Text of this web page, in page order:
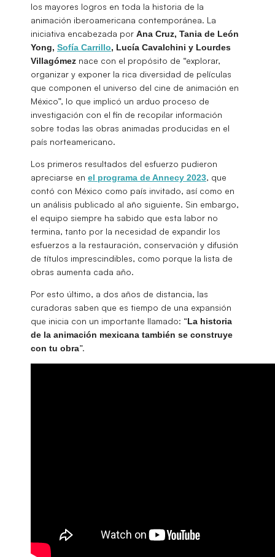
los mayores logros en toda la historia de la
animación iberoamericana contemporánea. La
iniciativa encabezada por Ana Cruz, Tania de León
Yong, Sofía Carrillo, Lucía Cavalchini y Lourdes
Villagómez nace con el propósito de “explorar,
organizar y exponer la rica diversidad de películas
que componen el universo del cine de animación en
México”, lo que implicó un arduo proceso de
investigación con el fin de recopilar información
sobre todas las obras animadas producidas en el
país norteamericano.
Los primeros resultados del esfuerzo pudieron
apreciarse en el programa de Annecy 2023, que
contó con México como país invitado, así como en
un análisis publicado al año siguiente. Sin embargo,
el equipo siempre ha sabido que esta labor no
termina, tanto por la necesidad de expandir los
esfuerzos a la restauración, conservación y difusión
de títulos imprescindibles, como porque la lista de
obras aumenta cada año.
Por esto último, a dos años de distancia, las
curadoras saben que es tiempo de una expansión
que inicia con un importante llamado: “La historia
de la animación mexicana también se construye
con tu obra”.